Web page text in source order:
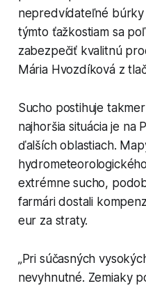
nepredvídateľné
týmto ťažkostiam sa
zabezpečiť kvalitnú
Mária Hvozdíková z
Sucho postihuje
najhoršia situácia je na
ďalších oblastiach.
extrémne sucho,
farmári dostali
eur za straty.
„Pri súčasných
nevyhnutné. Zemiaky